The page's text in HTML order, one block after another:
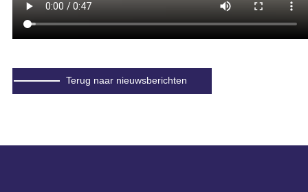
Terug naar nieuwsberichten